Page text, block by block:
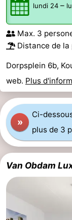
de
jeux
Aires
de
intérieures
Bowling
Centres
bien-
être
&
villes
Nature
Visites
guidées
Sports
-
Piscines
-
Terrains
-
lundi 24 –
Max. 3
Distance de la
Dorpsplein 6b,
web. Plus
»
Ci-
plus de 3
Van Obdam